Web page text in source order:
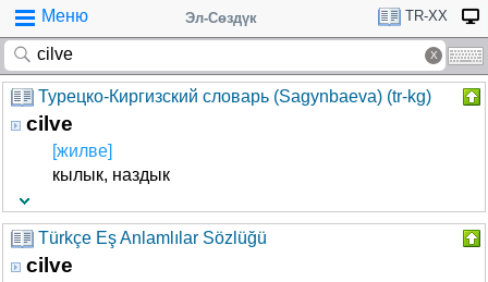
Меню Эл-Сөздүк TR-XX
Турецко-Киргизский словарь (Sagynbaeva) (tr-kg)
cilve
[жилве]
кылык, наздык
Türkçe Eş Anlamlılar Sözlüğü
cilve